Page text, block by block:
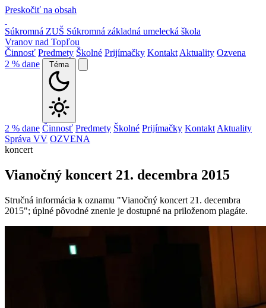
Preskočiť na obsah
Súkromná ZUŠ Súkromná základná umelecká škola
Vranov nad Topľou
Činnosť Predmety Školné Prijímačky Kontakt Aktuality Ozvena
2 % dane
Téma
2 % dane Činnosť Predmety Školné Prijímačky Kontakt Aktuality
Správa VV OZVENA
koncert
Vianočný koncert 21. decembra 2015
Stručná informácia k oznamu "Vianočný koncert 21. decembra
2015"; úplné pôvodné znenie je dostupné na priloženom plagáte.